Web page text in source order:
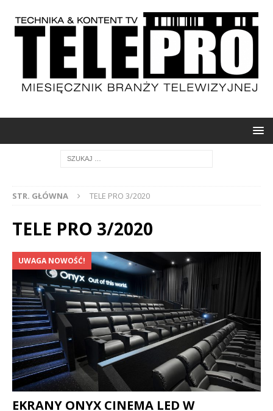
STR. GŁÓWNA TELE PRO 3/2020
TELE PRO 3/2020
UWAGA NOWOŚĆ!
EKRANY ONYX CINEMA LED W